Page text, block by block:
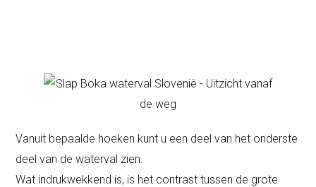
Vanuit bepaalde hoeken kunt u een deel van het onderste
deel van de waterval zien.
Wat indrukwekkend is, is het contrast tussen de grote